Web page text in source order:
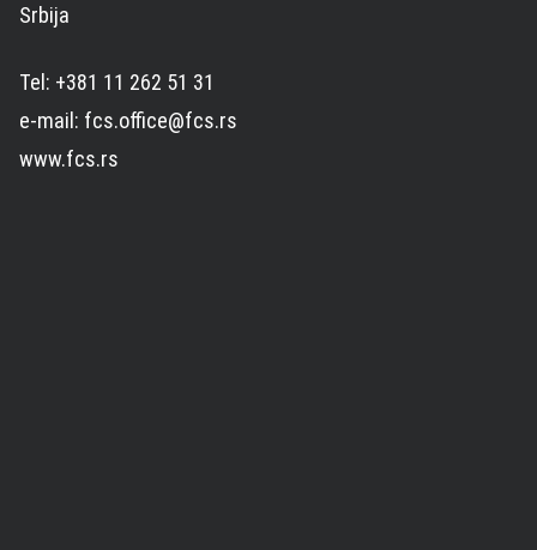
Srbija
Tel: +381 11 262 51 31
e-mail: fcs.office@fcs.rs
www.fcs.rs